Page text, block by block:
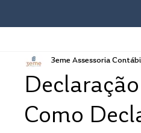
Como
3eme Assessoria